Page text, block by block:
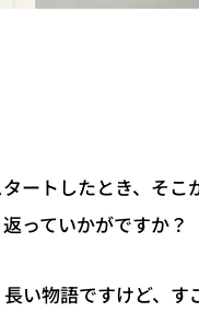
ートしたとき、そこ
っていかがですか？
い物語ですけど、